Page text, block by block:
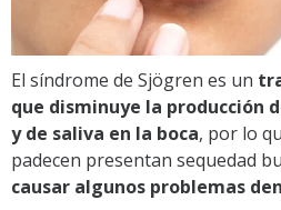
El síndrome de Sjögren es un
que disminuye la producción
y de saliva en la boca, por lo
padecen presentan sequedad
causar algunos problemas